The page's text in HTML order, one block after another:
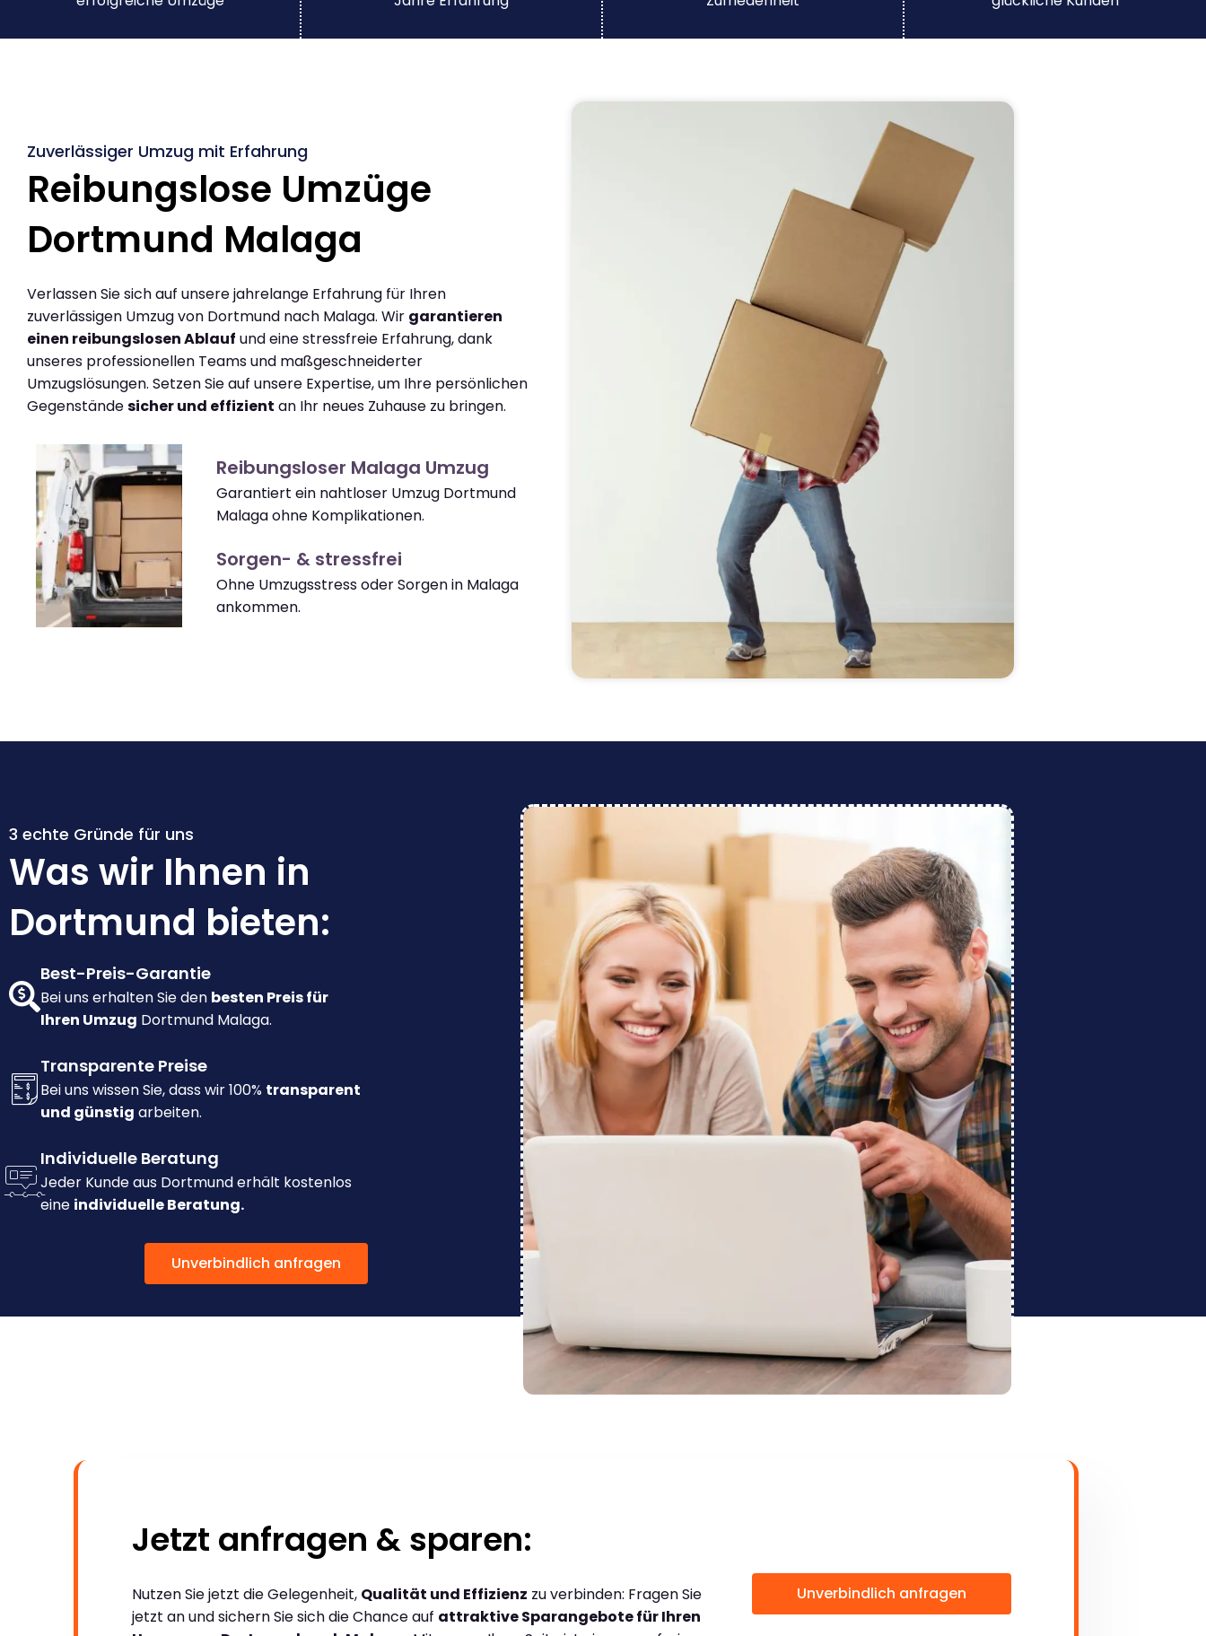
Zuverlässiger Umzug mit Erfahrung
Reibungslose Umzüge
Dortmund Malaga
Verlassen Sie sich auf unsere jahrelange Erfahrung für Ihren
zuverlässigen Umzug von Dortmund nach Malaga. Wir garantieren
einen reibungslosen Ablauf und eine stressfreie Erfahrung, dank
unseres professionellen Teams und maßgeschneiderter
Umzugslösungen. Setzen Sie auf unsere Expertise, um Ihre persönlichen
Gegenständesicher und effizient an Ihr neues Zuhause zu bringen.
Reibungsloser Malaga Umzug
Garantiert ein nahtloser Umzug Dortmund
Malaga ohne Komplikationen.
Sorgen- & stressfrei
Ohne Umzugsstress oder Sorgen in Malaga
ankommen.
3 echte Gründe für uns
Was wir Ihnen in
Dortmund bieten:
Best-Preis-Garantie
Bei uns erhalten Sie den besten Preis für
Ihren Umzug Dortmund Malaga.
Transparente Preise
Bei uns wissen Sie, dass wir 100% transparent
und günstig arbeiten.
Individuelle Beratung
Jeder Kunde aus Dortmund erhält kostenlos
eine individuelle Beratung.
Unverbindlich anfragen
Jetzt anfragen & sparen:
Nutzen Sie jetzt die Gelegenheit, Qualität und Effizienz zu verbinden: Fragen Sie
jetzt an und sichern Sie sich die Chance auf attraktive Sparangebote für Ihren
Unverbindlich anfragen